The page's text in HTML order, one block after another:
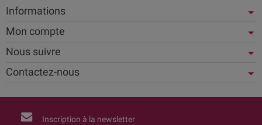
Informations
Mon compte
Nous suivre
Contactez-nous
Inscription à la newsletter